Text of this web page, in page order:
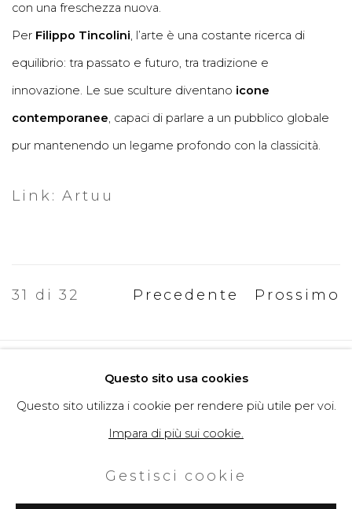
con una freschezza nuova.
Per Filippo Tincolini, l’arte è una costante ricerca di
equilibrio: tra passato e futuro, tra tradizione e
innovazione. Le sue sculture diventano icone
contemporanee, capaci di parlare a un pubblico globale
pur mantenendo un legame profondo con la classicità.
Link: Artuu
Precedente Prossimo
31 di 32
Politica della Privacy
Cookie Policy
Gestisci cookie
Copyright © 2026 Filippo Tincolini
Questo sito usa cookies
Questo sito utilizza i cookie per rendere più utile per voi.
Impara di più sui cookie.
Gestisci cookie